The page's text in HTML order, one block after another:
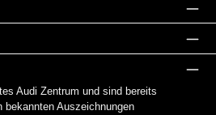
Audi Zentrum und sind bereits
Auszeichnungen